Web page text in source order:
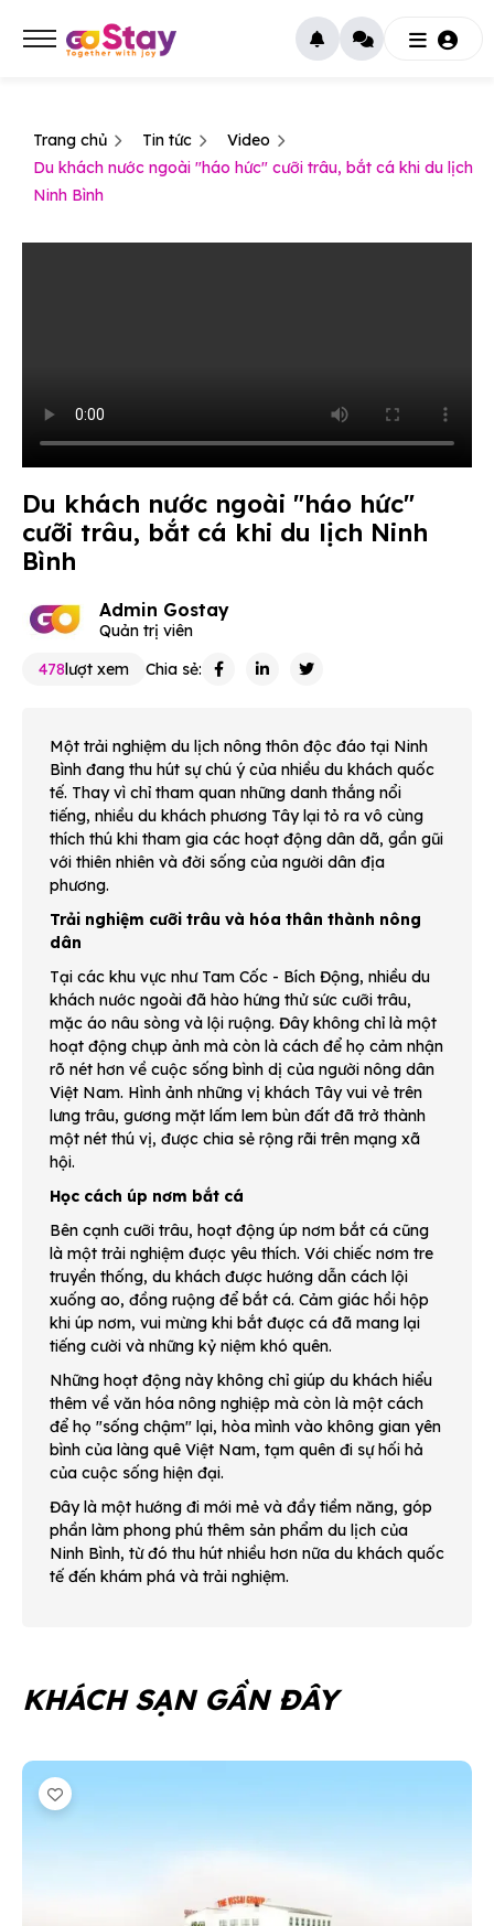
Trang chủ Tin tức
Video
Du khách nước ngoài "háo hức" cưỡi trâu, bắt cá khi du lịch
Ninh Bình
Du khách nước ngoài "háo hức"
cưỡi trâu, bắt cá khi du lịch Ninh
Bình
Admin Gostay
Quản trị viên
478lượt xem Chia sẻ:
Một trải nghiệm du lịch nông thôn độc đáo tại Ninh
Bình đang thu hút sự chú ý của nhiều du khách quốc
tế. Thay vì chỉ tham quan những danh thắng nổi
tiếng, nhiều du khách phương Tây lại tỏ ra vô cùng
thích thú khi tham gia các hoạt động dân dã, gần gũi
với thiên nhiên và đời sống của người dân địa
phương.
Trải nghiệm cưỡi trâu và hóa thân thành nông
dân
Tại các khu vực như Tam Cốc - Bích Động, nhiều du
khách nước ngoài đã hào hứng thử sức cưỡi trâu,
mặc áo nâu sòng và lội ruộng. Đây không chỉ là một
hoạt động chụp ảnh mà còn là cách để họ cảm nhận
rõ nét hơn về cuộc sống bình dị của người nông dân
Việt Nam. Hình ảnh những vị khách Tây vui vẻ trên
lưng trâu, gương mặt lấm lem bùn đất đã trở thành
một nét thú vị, được chia sẻ rộng rãi trên mạng xã
hội.
Học cách úp nơm bắt cá
Bên cạnh cưỡi trâu, hoạt động úp nơm bắt cá cũng
là một trải nghiệm được yêu thích. Với chiếc nơm tre
truyền thống, du khách được hướng dẫn cách lội
xuống ao, đồng ruộng để bắt cá. Cảm giác hồi hộp
khi úp nơm, vui mừng khi bắt được cá đã mang lại
tiếng cười và những kỷ niệm khó quên.
Những hoạt động này không chỉ giúp du khách hiểu
thêm về văn hóa nông nghiệp mà còn là một cách
để họ "sống chậm" lại, hòa mình vào không gian yên
bình của làng quê Việt Nam, tạm quên đi sự hối hả
của cuộc sống hiện đại.
Đây là một hướng đi mới mẻ và đầy tiềm năng, góp
phần làm phong phú thêm sản phẩm du lịch của
Ninh Bình, từ đó thu hút nhiều hơn nữa du khách quốc
tế đến khám phá và trải nghiệm.
KHÁCH SẠN GẦN ĐÂY